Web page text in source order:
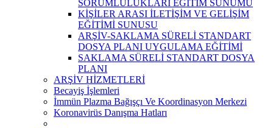
SORUMLULUKLARI EĞİTİM SUNUMU
KİŞİLER ARASI İLETİŞİM VE GELİŞİM
EĞİTİMİ SUNUSU
ARŞİV-SAKLAMA SÜRELİ STANDART
DOSYA PLANI UYGULAMA EĞİTİMİ
SAKLAMA SÜRELİ STANDART DOSYA
PLANI
ARŞİV HİZMETLERİ
Becayiş İşlemleri
İmmün Plazma Bağışçı Ve Koordinasyon Merkezi
Koronavirüs Danışma Hatları